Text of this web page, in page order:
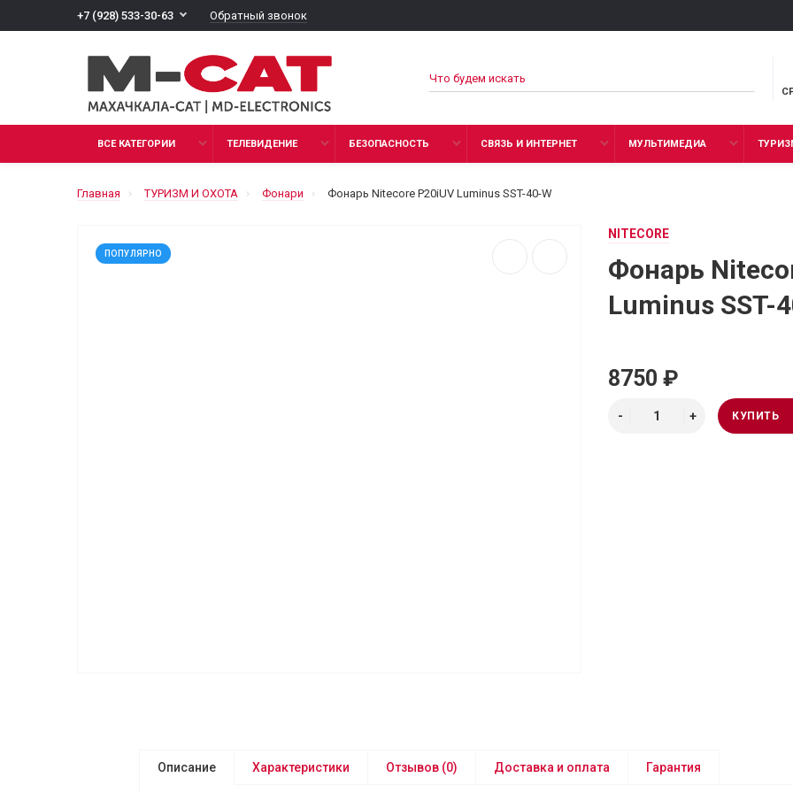
+7 (928) 533-30-63 Обратный звонок
ВСЕ КАТЕГОРИИ ТЕЛЕВИДЕНИЕ БЕЗОПАСНОСТЬ СВЯЗЬ И ИНТЕРНЕТ МУЛЬТИМЕДИА
Главная ТУРИЗМ И ОХОТА Фонари Фонарь Nitecore P20iUV Luminus SST-40-W
ПОПУЛЯРНО
NITECORE
Фонарь
Luminus SST-
8750 ₽
КУПИТЬ
Описание Характеристики Отзывов (0) Доставка и оплата Гарантия